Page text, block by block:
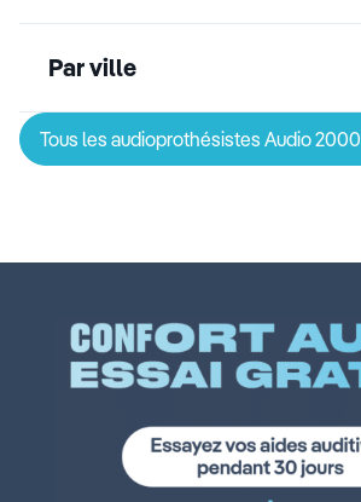
Par ville
Tous les audioprothésistes Audio 2000